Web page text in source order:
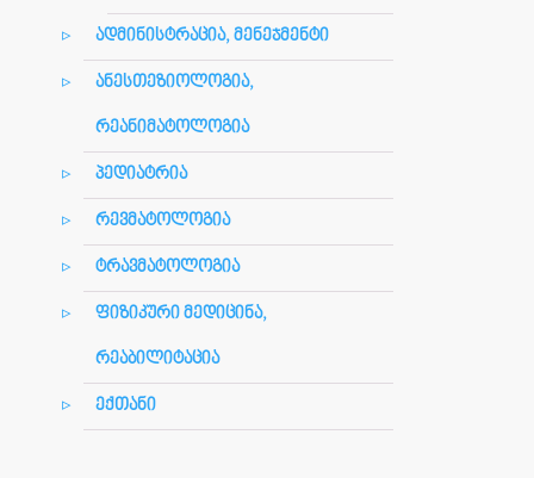
ადმინისტრაცია, მენეჯმენტი
ანესთეზიოლოგია,
რეანიმატოლოგია
პედიატრია
რევმატოლოგია
ტრავმატოლოგია
ფიზიკური მედიცინა,
რეაბილიტაცია
ექთანი